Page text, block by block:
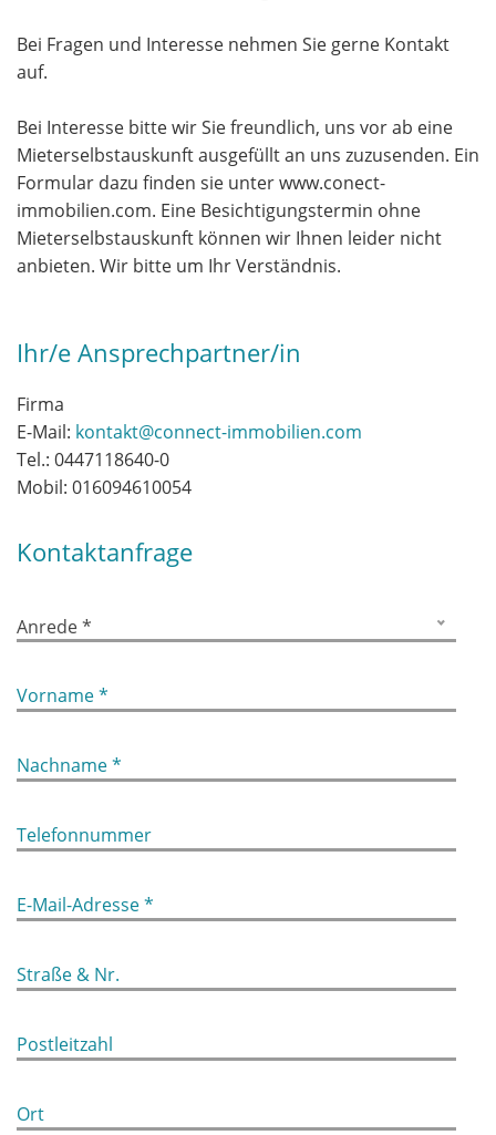
Bei Fragen und Interesse nehmen Sie gerne Kontakt
auf.
Bei Interesse bitte wir Sie freundlich, uns vor ab eine
Mieterselbstauskunft ausgefüllt an uns zuzusenden. Ein
Formular dazu finden sie unter www.conect-
immobilien.com. Eine Besichtigungstermin ohne
Mieterselbstauskunft können wir Ihnen leider nicht
anbieten. Wir bitte um Ihr Verständnis.
Ihr/e Ansprechpartner/in
Firma
E-Mail: kontakt@connect-immobilien.com
Tel.: 0447118640-0
Mobil: 016094610054
Kontaktanfrage
Anrede *
Vorname *
Nachname *
Telefonnummer
E-Mail-Adresse *
Straße & Nr.
Postleitzahl
Ort